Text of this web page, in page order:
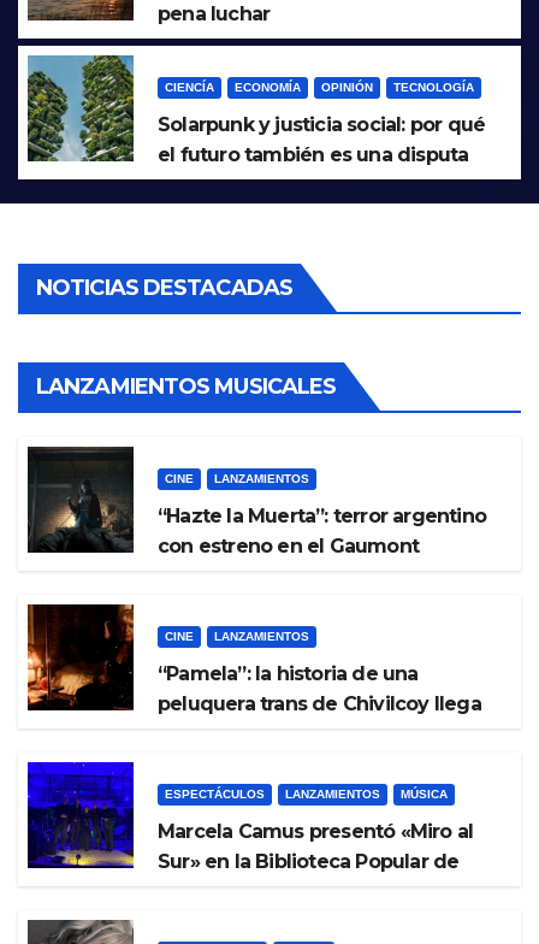
pena luchar
CIENCÍA ECONOMÍA OPINIÓN TECNOLOGÍA
Solarpunk y justicia social: por qué
el futuro también es una disputa
tecnológica
NOTICIAS DESTACADAS
LANZAMIENTOS MUSICALES
CINE LANZAMIENTOS
“Hazte la Muerta”: terror argentino
con estreno en el Gaumont
CINE LANZAMIENTOS
“Pamela”: la historia de una
peluquera trans de Chivilcoy llega
ESPECTÁCULOS LANZAMIENTOS MÚSICA
Marcela Camus presentó «Miro al
Sur» en la Biblioteca Popular de